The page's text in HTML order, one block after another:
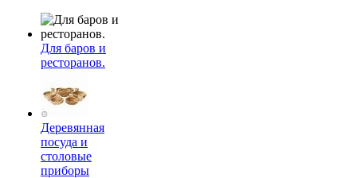
Для баров и
ресторанов.
Деревянная
посуда и
столовые
приборы